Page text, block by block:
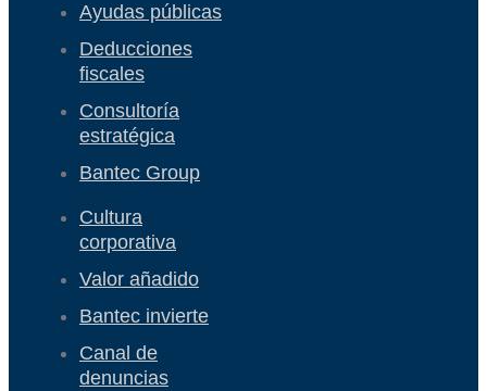
Ayudas públicas
Deducciones
fiscales
Consultoría
estratégica
Bantec Group
Cultura
corporativa
Valor añadido
Bantec invierte
Canal de
denuncias